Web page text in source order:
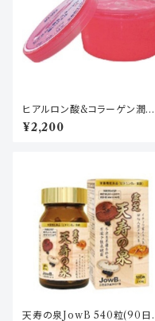
ヒアルロン酸&コラーゲン潤い
ジェル 300g(約90日分)
¥2,200
天寿の泉JowB 540粒(90日